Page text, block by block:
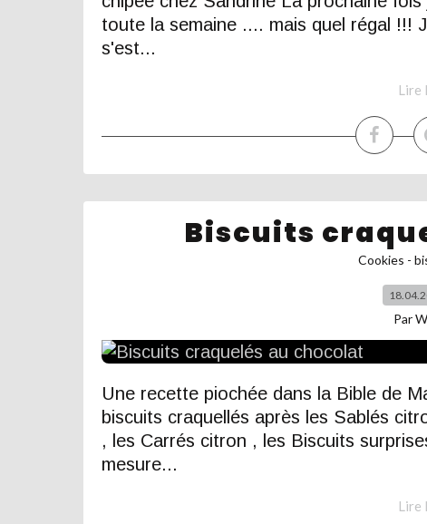
toute la semaine .... mais quel régal !!!
s'est...
Lire
Biscuits
Cookies -
Par
Une recette piochée dans la Bible de
biscuits craquellés après les Sablés
, les Carrés citron , les Biscuits
mesure...
Lire